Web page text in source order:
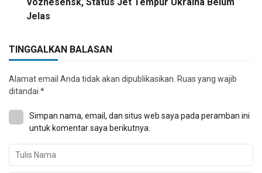
Jelas
TINGGALKAN BALASAN
Alamat email Anda tidak akan dipublikasikan. Ruas yang wajib
ditandai *
Simpan nama, email, dan situs web saya pada peramban ini
untuk komentar saya berikutnya.